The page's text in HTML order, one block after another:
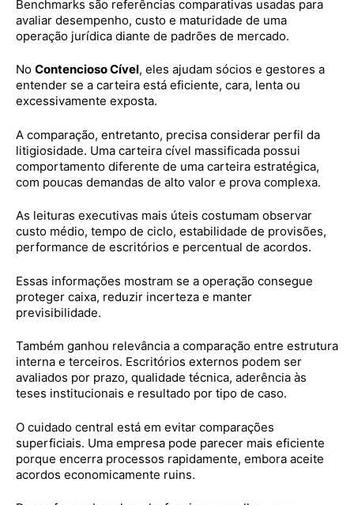
Benchmarks são referências comparativas usadas para
avaliar desempenho, custo e maturidade de uma
operação jurídica diante de padrões de mercado.
No Contencioso Cível, eles ajudam sócios e gestores a
entender se a carteira está eficiente, cara, lenta ou
excessivamente exposta.
A comparação, entretanto, precisa considerar perfil da
litigiosidade. Uma carteira cível massificada possui
comportamento diferente de uma carteira estratégica,
com poucas demandas de alto valor e prova complexa.
As leituras executivas mais úteis costumam observar
custo médio, tempo de ciclo, estabilidade de provisões,
performance de escritórios e percentual de acordos.
Essas informações mostram se a operação consegue
proteger caixa, reduzir incerteza e manter
previsibilidade.
Também ganhou relevância a comparação entre estrutura
interna e terceiros. Escritórios externos podem ser
avaliados por prazo, qualidade técnica, aderência às
teses institucionais e resultado por tipo de caso.
O cuidado central está em evitar comparações
superficiais. Uma empresa pode parecer mais eficiente
porque encerra processos rapidamente, embora aceite
acordos economicamente ruins.